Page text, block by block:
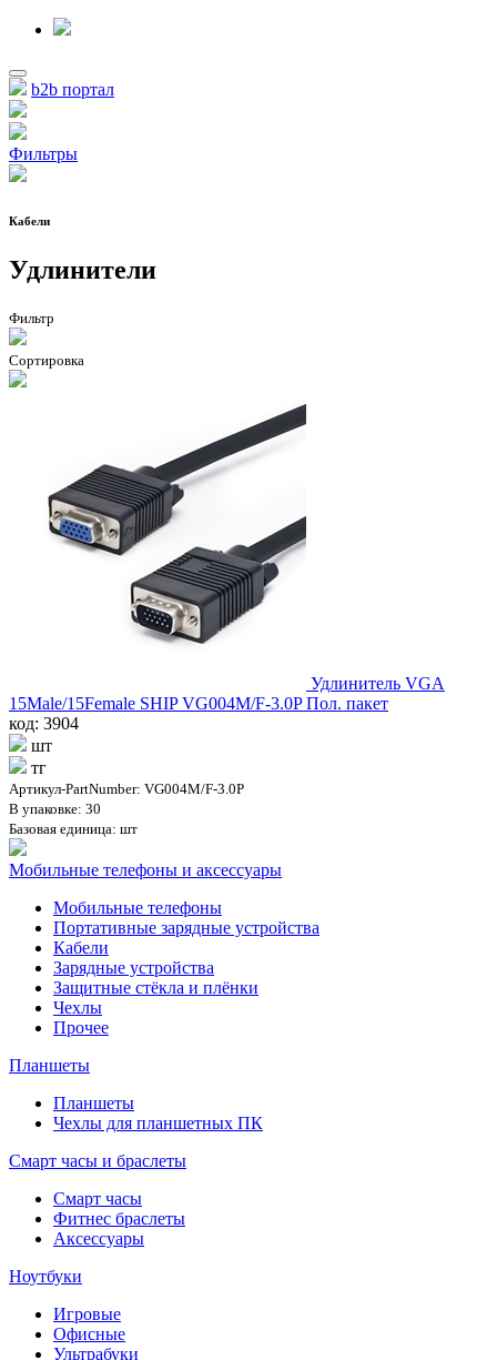
b2b портал
Фильтры
Кабели
Удлинители
Фильтр
Сортировка
Удлинитель VGA
15Male/15Female SHIP VG004M/F-3.0P Пол. пакет
код: 3904
шт
тг
Артикул-PartNumber: VG004M/F-3.0P
В упаковке: 30
Базовая единица: шт
Мобильные телефоны и аксессуары
Мобильные телефоны
Портативные зарядные устройства
Кабели
Зарядные устройства
Защитные стёкла и плёнки
Чехлы
Прочее
Планшеты
Планшеты
Чехлы для планшетных ПК
Смарт часы и браслеты
Смарт часы
Фитнес браслеты
Аксессуары
Ноутбуки
Игровые
Офисные
Ультрабуки